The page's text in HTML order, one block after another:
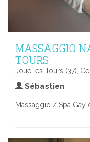
MASSAGGIO
TOURS
Joue les Tours (37),
Sébastien
Massaggio / Spa Gay